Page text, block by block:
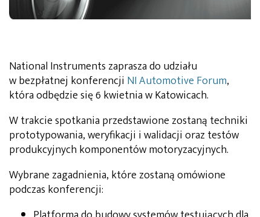
National Instruments zaprasza do udziału
w bezpłatnej konferencji NI Automotive Forum,
która odbędzie się 6 kwietnia w Katowicach.
W trakcie spotkania przedstawione zostaną techniki
prototypowania, weryfikacji i walidacji oraz testów
produkcyjnych komponentów motoryzacyjnych.
Wybrane zagadnienia, które zostaną omówione
podczas konferencji: